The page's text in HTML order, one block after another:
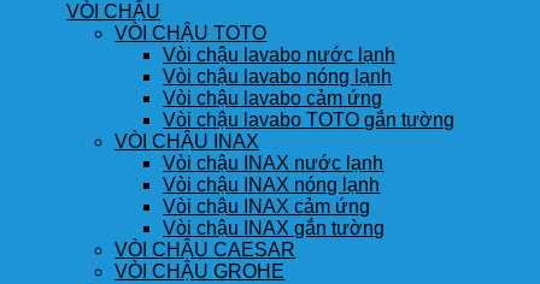
VÒI CHẬU
VÒI CHẬU TOTO
Vòi chậu lavabo nước lạnh
Vòi chậu lavabo nóng lạnh
Vòi chậu lavabo cảm ứng
Vòi chậu lavabo TOTO gắn tường
VÒI CHẬU INAX
Vòi chậu INAX nước lạnh
Vòi chậu INAX nóng lạnh
Vòi chậu INAX cảm ứng
Vòi chậu INAX gắn tường
VÒI CHẬU CAESAR
VÒI CHẬU GROHE